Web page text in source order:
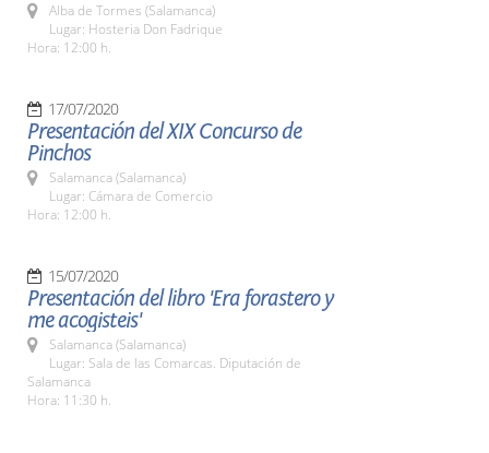
Alba de Tormes (Salamanca)
Lugar: Hosteria Don Fadrique
Hora: 12:00 h.
17/07/2020
Presentación del XIX Concurso de
Pinchos
Salamanca (Salamanca)
Lugar: Cámara de Comercio
Hora: 12:00 h.
15/07/2020
Presentación del libro 'Era forastero y
me acogisteis'
Salamanca (Salamanca)
Lugar: Sala de las Comarcas. Diputación de
Salamanca
Hora: 11:30 h.